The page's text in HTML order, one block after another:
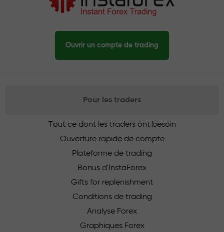
Ouvrir un compte de trading
Pour les traders
Tout ce dont les traders ont besoin
Ouverture rapide de compte
Plateforme de trading
Bonus d'InstaForex
Gifts for replenishment
Conditions de trading
Analyse Forex
Graphiques Forex